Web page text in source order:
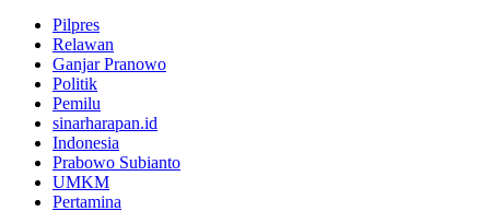
Pilpres
Relawan
Ganjar Pranowo
Politik
Pemilu
sinarharapan.id
Indonesia
Prabowo Subianto
UMKM
Pertamina